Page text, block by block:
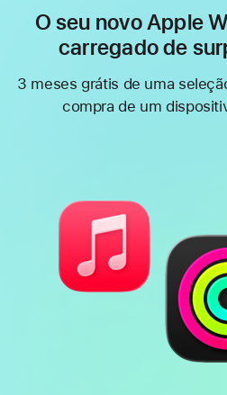
O seu novo Apple
carregado de
3 meses grátis de uma
compra de um